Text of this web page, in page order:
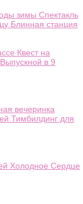
зимы Спектакль
Блинная станция
Квест на
Выпускной в 9
вечеринка
Тимбилдинг для
Холодное Сердце